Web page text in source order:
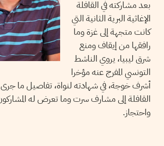
بعد مشاركته في القافلة
الإغاثية البرية الثانية التي
كانت متجهة إلى غزة وما
رافقها من إيقاف ومنع
شرق ليبيا، يروي الناشط
التونسي المفرج عنه مؤخرا
أشرف خوجة، في شهادته لنواة، تفاصيل ما
القافلة إلى مشارف سرت وما تعرض له
واحتجاز.